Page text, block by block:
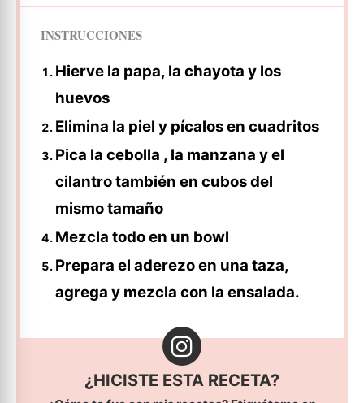
INSTRUCCIONES
Hierve la papa, la chayota y los
huevos
Elimina la piel y pícalos en cuadritos
Pica la cebolla , la manzana y el
cilantro también en cubos del
mismo tamaño
Mezcla todo en un bowl
Prepara el aderezo en una taza,
agrega y mezcla con la ensalada.
¿HICISTE ESTA RECETA?